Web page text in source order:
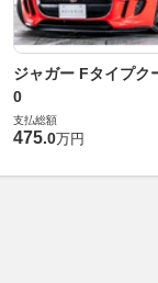
ジャガー Fタイプク
0
支払総額
475.0万円